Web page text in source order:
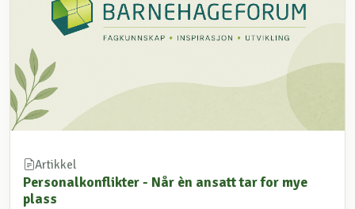
Artikkel
Personalkonflikter - Når èn ansatt tar for mye
plass